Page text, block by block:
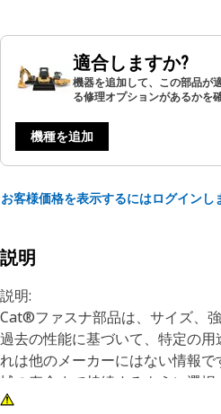
適合しますか?
機器を追加して、この部品が
る修理オプションがあるかを
機種を追加
お客様価格を表示するにはログインし
説明
説明:
Cat®ファスナ部品は、サイズ、
過去の性能に基づいて、特定の
れは他のメーカーにはない情報で
械の寿命まで持続するように選
ハードウェアやファスナがあなた